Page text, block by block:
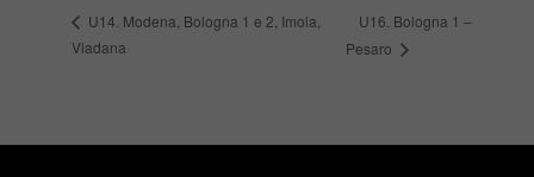
U14. Modena, Bologna 1 e 2, Imola,
Viadana
U16. Bologna 1 –
Pesaro